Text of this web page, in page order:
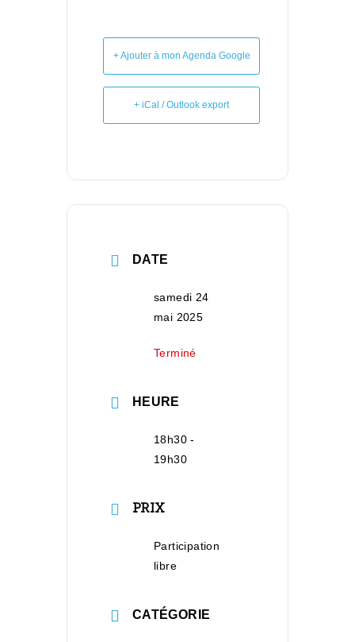
+ Ajouter à mon Agenda Google
+ iCal / Outlook export
DATE
samedi 24
mai 2025
Terminé
HEURE
18h30 -
19h30
PRIX
Participation
libre
CATÉGORIE